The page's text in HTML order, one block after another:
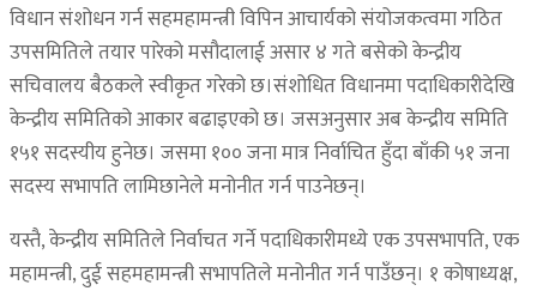
विधान संशोधन गर्न सहमहामन्त्री विपिन आचार्यको संयोजकत्वमा गठित
उपसमितिले तयार पारेको मसौदालाई असार ४ गते बसेको केन्द्रीय
सचिवालय बैठकले स्वीकृत गरेको छ।संशोधित विधानमा पदाधिकारीदेखि
केन्द्रीय समितिको आकार बढाइएको छ। जसअनुसार अब केन्द्रीय समिति
१५१ सदस्यीय हुनेछ। जसमा १०० जना मात्र निर्वाचित हुँदा बाँकी ५१ जना
सदस्य सभापति लामिछानेले मनोनीत गर्न पाउनेछन्।
यस्तै, केन्द्रीय समितिले निर्वाचत गर्ने पदाधिकारीमध्ये एक उपसभापति, एक
महामन्त्री, दुई सहमहामन्त्री सभापतिले मनोनीत गर्न पाउँछन्। १ कोषाध्यक्ष,